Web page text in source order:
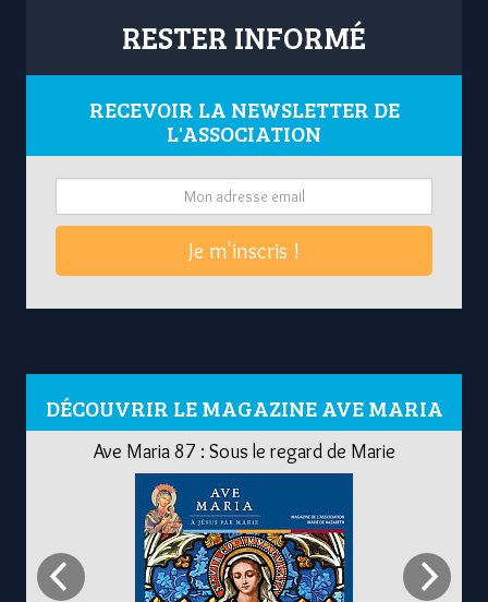
RESTER INFORMÉ
RECEVOIR LA NEWSLETTER DE
L'ASSOCIATION
Je m'inscris !
DÉCOUVRIR LE MAGAZINE AVE MARIA
Ave Maria 87 : Sous le regard de Marie